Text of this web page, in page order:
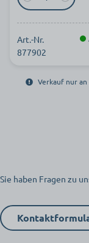
Art.-Nr.
877902
Verkauf nur
Sie haben Fragen zu